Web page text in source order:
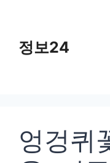
정보24
엉겅퀴